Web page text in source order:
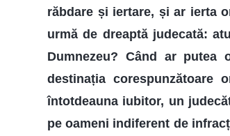
răbdare și iertare, și ar ierta
urmă de dreaptă judecată:
Dumnezeu? Când ar
destinația corespunzătoare
întotdeauna iubitor, un
pe oameni indiferent de